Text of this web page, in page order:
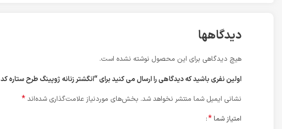
دیدگاهها
هیچ دیدگاهی برای این محصول نوشته نشده است.
اولین نفری باشید که دیدگاهی را ارسال می کنید برای “انگشتر زنانه ژوپینگ طرح ستاره کد ZA03”
نشانی ایمیل شما منتشر نخواهد شد. بخش‌های موردنیاز علامت‌گذاری شده‌اند*
امتیاز شما*